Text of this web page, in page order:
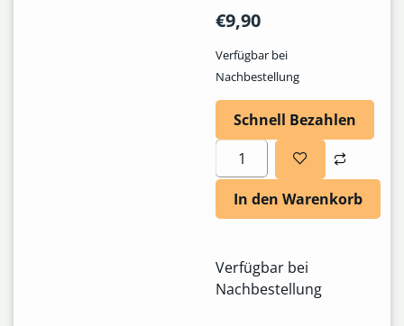
€9,90
Verfügbar bei
Nachbestellung
Schnell Bezahlen
In den Warenkorb
Verfügbar bei
Nachbestellung